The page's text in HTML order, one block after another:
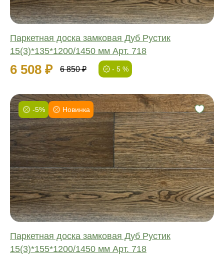
Паркетная доска замковая Дуб Рустик
15(3)*135*1200/1450 мм Арт. 718
6 508 ₽ 6 850 ₽ - 5 %
-5% Новинка
Паркетная доска замковая Дуб Рустик
15(3)*155*1200/1450 мм Арт. 718
Фаска:
Соединение:
Обработка:
Длина:
Ширина:
Толщина: